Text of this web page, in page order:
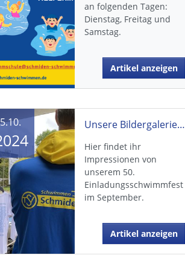
an folgenden Tagen:
Dienstag, Freitag und
Samstag.
Artikel anzeigen
Unsere Bildergalerie vom 50. Einladungsschwimmfest ist online!
Hier findet ihr
Impressionen von
unserem 50.
Einladungsschwimmfest
im September.
Artikel anzeigen